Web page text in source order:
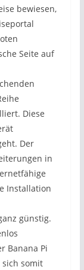
bewiesen,
Seite auf
Diese
Der
in
Installation
günstig.
Banana Pi
sich somit